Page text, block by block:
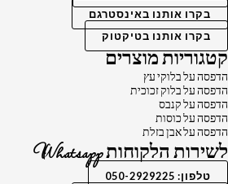
בקרו אותנו באינסטרגם
בקרו אותנו בטיקטוק
קטגוריות מוצרים
הדפסה על בלוקי עץ
הדפסה על בלוק זכוכית
הדפסה על קנבס
הדפסה על כוסות
הדפסה על אבן בזלת
לשירות הלקוחות Whatsapp
טלפון: 050-2929225